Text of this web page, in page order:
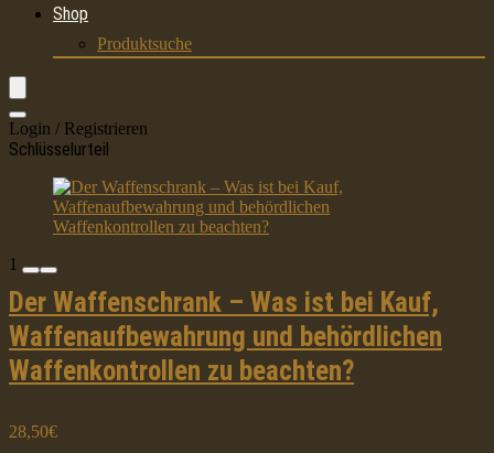
Shop
Produktsuche
Login / Registrieren
Schlüsselurteil
1
Der Waffenschrank – Was ist bei Kauf,
Waffenaufbewahrung und behördlichen
Waffenkontrollen zu beachten?
28,50€